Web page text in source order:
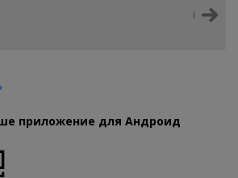
приложение для Андроид